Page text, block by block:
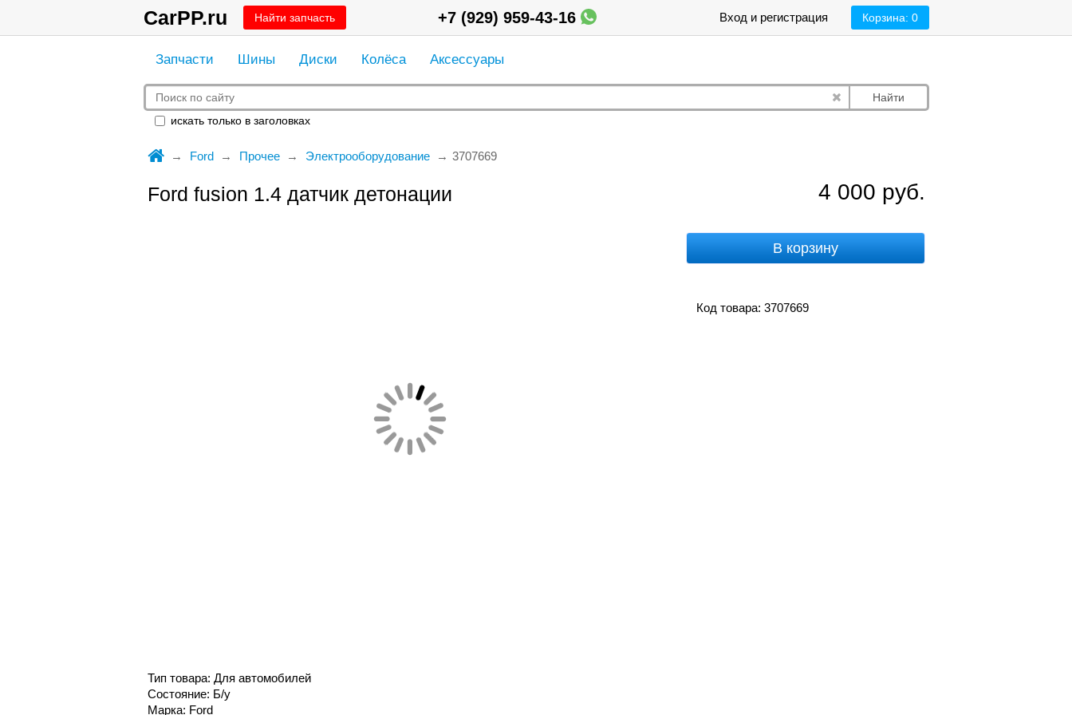
CarPP.ru Найти запчасть Корзина: 0
Вход и регистрация
+7 (929) 959-43-16
Запчасти Шины Диски Колёса Аксессуары
Найти
искать только в заголовках
Ford Прочее Электрооборудование 3707669
Ford fusion 1.4 датчик детонации 4 000 руб.
В корзину
Код товара: 3707669
Тип товара: Для автомобилей
Состояние: Б/у
Марка: Ford